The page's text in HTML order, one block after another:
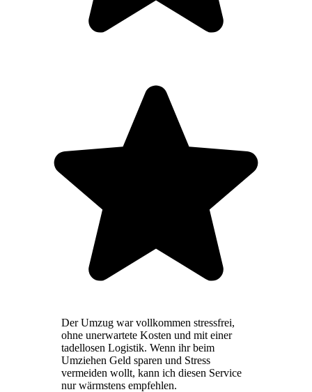
Der Umzug war vollkommen stressfrei,
ohne unerwartete Kosten und mit einer
tadellosen Logistik. Wenn ihr beim
Umziehen Geld sparen und Stress
vermeiden wollt, kann ich diesen Service
nur wärmstens empfehlen.